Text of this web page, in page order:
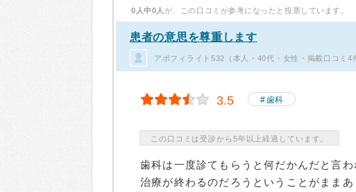
0人中0人 が、この口コミが参考になったと投票しています。
患者の意思を尊重します
アポフィライト532（本人・40代・女性・掲載口コミ4
3.5 歯科
この口コミは受診から5年以上経過しています。
歯科は一度診てもらうと何だかんだと言
治療が終わるのだろうということがまま